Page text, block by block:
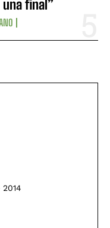
final”